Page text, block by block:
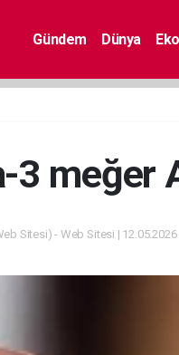
Gündem Dünya
3 meğer
Sitesi) - Web Sitesi |